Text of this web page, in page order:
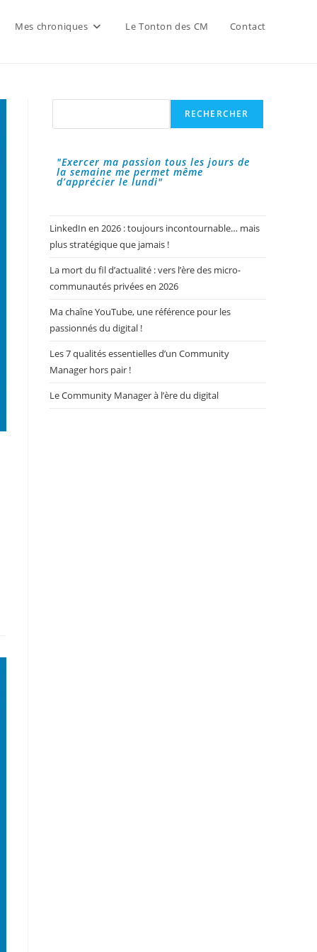
Mes chroniques Le Tonton des CM Contact
Rechercher
RECHERCHER
"Exercer ma passion tous les jours de
la semaine me permet même
d’apprécier le lundi"
LinkedIn en 2026 : toujours incontournable… mais
plus stratégique que jamais !
La mort du fil d’actualité : vers l’ère des micro-
communautés privées en 2026
Ma chaîne YouTube, une référence pour les
passionnés du digital !
Les 7 qualités essentielles d’un Community
Manager hors pair !
Le Community Manager à l’ère du digital